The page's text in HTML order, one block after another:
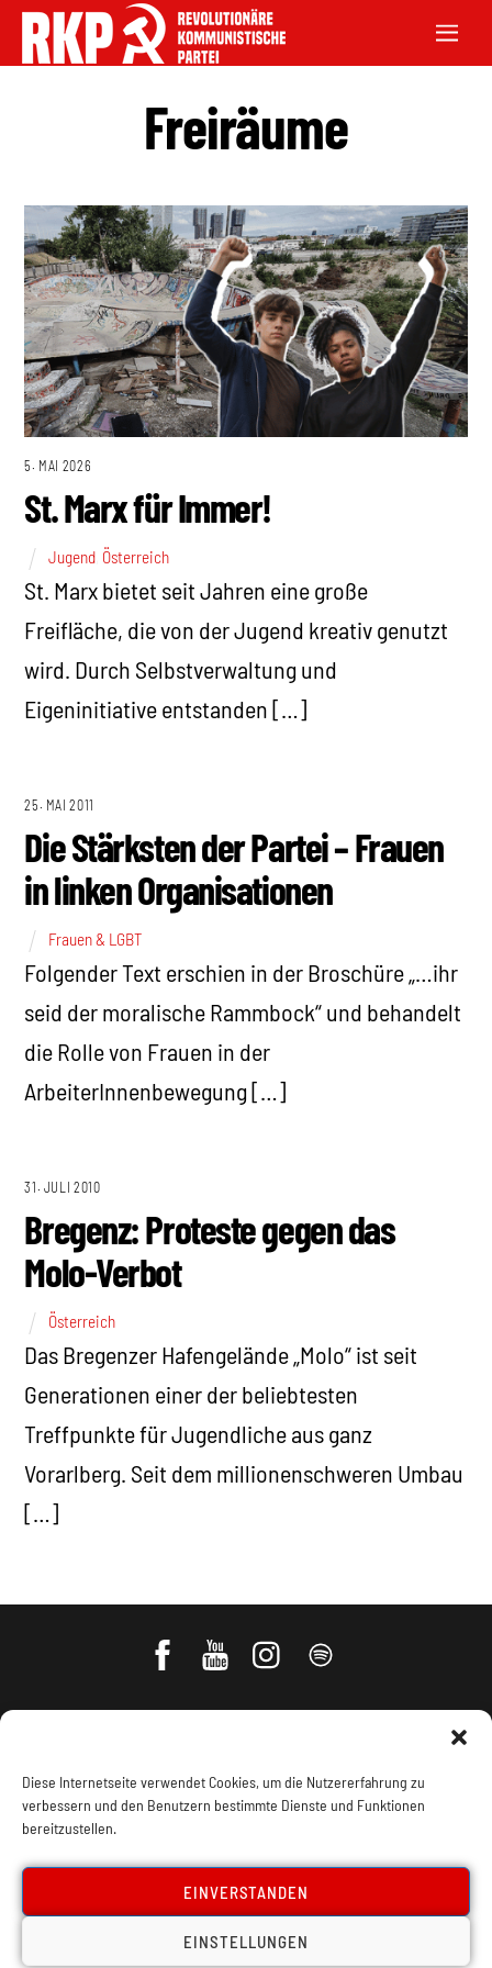
Diese Internetseite verwendet Cookies, um die Nutzererfahrung zu
verbessern und den Benutzern bestimmte Dienste und Funktionen
bereitzustellen.
EINVERSTANDEN
EINSTELLUNGEN
Freiräume
5. MAI 2026
St. Marx für Immer!
Jugend Österreich
St. Marx bietet seit Jahren eine große
Freifläche, die von der Jugend kreativ genutzt
wird. Durch Selbstverwaltung und
Eigeninitiative entstanden […]
25. MAI 2011
Die Stärksten der Partei – Frauen
in linken Organisationen
Frauen & LGBT
Folgender Text erschien in der Broschüre „…ihr
seid der moralische Rammbock“ und behandelt
die Rolle von Frauen in der
ArbeiterInnenbewegung […]
31. JULI 2010
Bregenz: Proteste gegen das
Molo-Verbot
Österreich
Das Bregenzer Hafengelände „Molo“ ist seit
Generationen einer der beliebtesten
Treffpunkte für Jugendliche aus ganz
Vorarlberg. Seit dem millionenschweren Umbau
[…]
Impressum, Offenlegung Cookie Policy
Datenschutz Kontakt